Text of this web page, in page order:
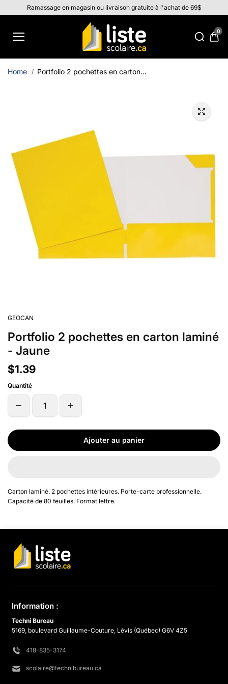
Aller au
contenu
Ramassage en magasin ou livraison gratuite à l'achat de 69$
0
Home Portfolio 2 pochettes en carton...
GEOCAN
Portfolio 2 pochettes en carton laminé
- Jaune
$1.39
Quantité
Ajouter au panier
Carton laminé. 2 pochettes intérieures. Porte-carte professionnelle.
Capacité de 80 feuilles. Format lettre.
Information :
Techni Bureau
5169, boulevard Guillaume-Couture, Lévis (Québec) G6V 4Z5
418-835-3174
scolaire@technibureau.ca